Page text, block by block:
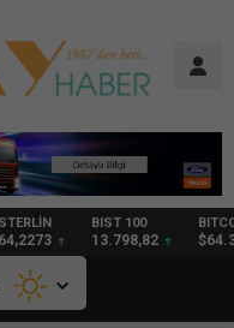
100 BITCOIN
$64.323 95,67